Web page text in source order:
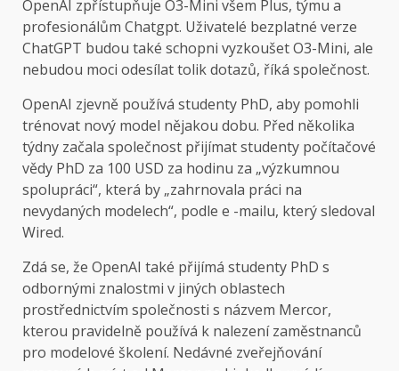
OpenAI zpřístupňuje O3-Mini všem Plus, týmu a
profesionálům Chatgpt. Uživatelé bezplatné verze
ChatGPT budou také schopni vyzkoušet O3-Mini, ale
nebudou moci odesílat tolik dotazů, říká společnost.
OpenAI zjevně používá studenty PhD, aby pomohli
trénovat nový model nějakou dobu. Před několika
týdny začala společnost přijímat studenty počítačové
vědy PhD za 100 USD za hodinu za „výzkumnou
spolupráci“, která by „zahrnovala práci na
nevydaných modelech“, podle e -mailu, který sledoval
Wired.
Zdá se, že OpenAI také přijímá studenty PhD s
odbornými znalostmi v jiných oblastech
prostřednictvím společnosti s názvem Mercor,
kterou pravidelně používá k nalezení zaměstnanců
pro modelové školení. Nedávné zveřejňování